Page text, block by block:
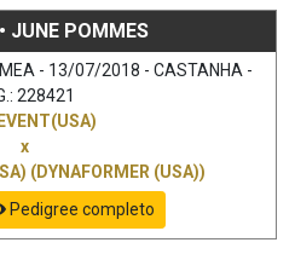
JUNE POMMES
- 13/07/2018 - CASTANHA -
228421
x
(DYNAFORMER (USA))
Pedigree completo